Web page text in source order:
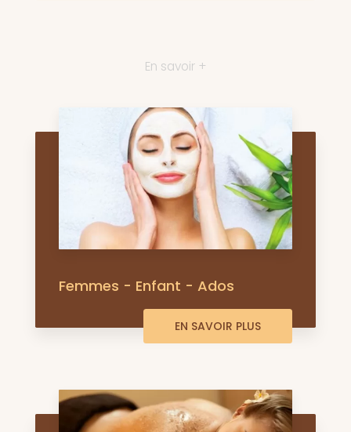
En savoir +
Femmes - Enfant - Ados
EN SAVOIR PLUS